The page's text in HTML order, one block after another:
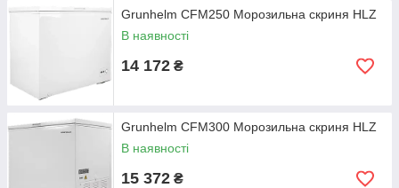
Grunhelm CFM250 Морозильна скриня HLZ
В наявності
14 172 ₴
Grunhelm CFM300 Морозильна скриня HLZ
В наявності
15 372 ₴